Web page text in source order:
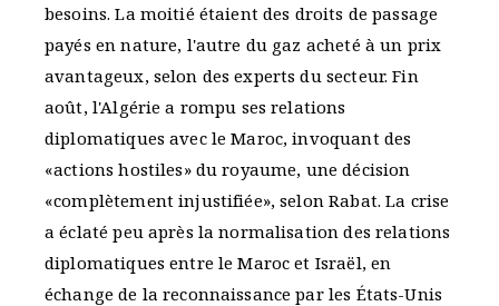
besoins. La moitié étaient des droits de passage
payés en nature, l'autre du gaz acheté à un prix
avantageux, selon des experts du secteur. Fin
août, l'Algérie a rompu ses relations
diplomatiques avec le Maroc, invoquant des
«actions hostiles» du royaume, une décision
«complètement injustifiée», selon Rabat. La crise
a éclaté peu après la normalisation des relations
diplomatiques entre le Maroc et Israël, en
échange de la reconnaissance par les États-Unis